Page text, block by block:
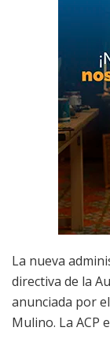
La nueva
directiva de la
anunciada por
Mulino. La ACP